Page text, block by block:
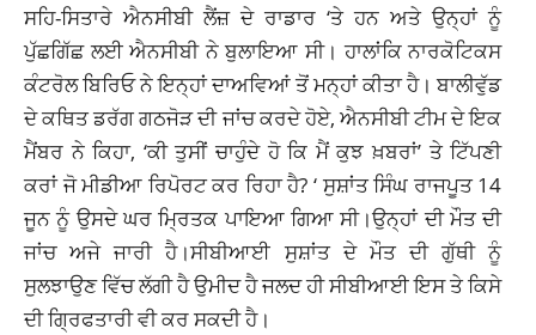
ਸਹਿ-ਸਿਤਾਰੇ ਐਨਸੀਬੀ ਲੈਂਜ਼ ਦੇ ਰਾਡਾਰ ‘ਤੇ ਹਨ ਅਤੇ ਉਨ੍ਹਾਂ ਨੂੰ
ਪੁੱਛਗਿੱਛ ਲਈ ਐਨਸੀਬੀ ਨੇ ਬੁਲਾਇਆ ਸੀ। ਹਾਲਾਂਕਿ ਨਾਰਕੋਟਿਕਸ
ਕੰਟਰੋਲ ਬਿਰਿਓ ਨੇ ਇਨ੍ਹਾਂ ਦਾਅਵਿਆਂ ਤੋਂ ਮਨ੍ਹਾਂ ਕੀਤਾ ਹੈ। ਬਾਲੀਵੁੱਡ
ਦੇ ਕਥਿਤ ਡਰੱਗ ਗਠਜੋੜ ਦੀ ਜਾਂਚ ਕਰਦੇ ਹੋਏ, ਐਨਸੀਬੀ ਟੀਮ ਦੇ ਇਕ
ਮੈਂਬਰ ਨੇ ਕਿਹਾ, ‘ਕੀ ਤੁਸੀਂ ਚਾਹੁੰਦੇ ਹੋ ਕਿ ਮੈਂ ਕੁਝ ਖ਼ਬਰਾਂ’ ਤੇ ਟਿੱਪਣੀ
ਕਰਾਂ ਜੋ ਮੀਡੀਆ ਰਿਪੋਰਟ ਕਰ ਰਿਹਾ ਹੈ? ‘ ਸੁਸ਼ਾਂਤ ਸਿੰਘ ਰਾਜਪੂਤ 14
ਜੂਨ ਨੂੰ ਉਸਦੇ ਘਰ ਮ੍ਰਿਤਕ ਪਾਇਆ ਗਿਆ ਸੀ।ਉਨ੍ਹਾਂ ਦੀ ਮੌਤ ਦੀ
ਜਾਂਚ ਅਜੇ ਜਾਰੀ ਹੈ।ਸੀਬੀਆਈ ਸੁਸ਼ਾਂਤ ਦੇ ਮੌਤ ਦੀ ਗੁੱਥੀ ਨੂੰ
ਸੁਲਝਾਉਣ ਵਿੱਚ ਲੱਗੀ ਹੈ ਉਮੀਦ ਹੈ ਜਲਦ ਹੀ ਸੀਬੀਆਈ ਇਸ ਤੇ ਕਿਸੇ
ਦੀ ਗ੍ਰਿਫਤਾਰੀ ਵੀ ਕਰ ਸਕਦੀ ਹੈ।